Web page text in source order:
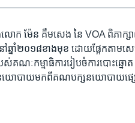
ោក ម៉ែន គឹមសេង នៃ VOA ​ពិភាក្ស
នាំ​២០១៨ខាងមុខ ដោយ​ផ្អែក​តាម​
ៈកម្មាធិការ​រៀបចំ​ការបោះឆ្នោត (
នយោបាយ​មក​ពីគណបក្ស​នយោបាយ​ផ្ស